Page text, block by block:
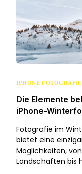
IPHONE FOTOGRAFIE
Die Elemente
iPhone-
Fotografie im
bietet eine
Möglichkeiten,
Landschaften bis